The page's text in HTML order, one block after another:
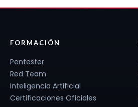
FORMACIÓN
Pentester
Red Team
Inteligencia Artificial
Certificaciones Oficiales